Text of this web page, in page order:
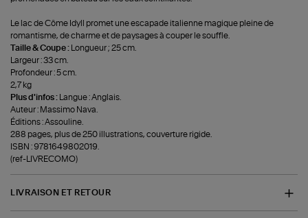
Le lac de Côme Idyll promet une escapade italienne magique pleine de
romantisme, de charme et de paysages à couper le souffle.
Taille & Coupe :
Longueur ; 25 cm.
Largeur : 33 cm.
Profondeur : 5 cm.
2,7 kg
Plus d'infos :
Langue : Anglais.
Auteur : Massimo Nava.
Éditions : Assouline.
288 pages, plus de 250 illustrations, couverture rigide.
ISBN : 9781649802019.
(ref-LIVRECOMO)
LIVRAISON ET RETOUR